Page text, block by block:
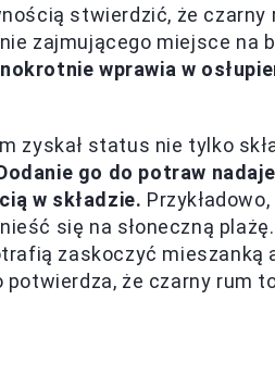
stwierdzić, że
zajmującego miejsce na
wprawia w
zyskał status nie tylko
go do potraw
w składzie.
się na słoneczną
zaskoczyć mieszanką
potwierdza, że czarny rum